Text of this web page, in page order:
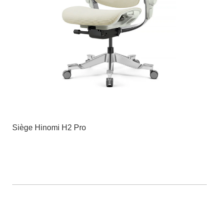
Siège Hinomi H2 Pro